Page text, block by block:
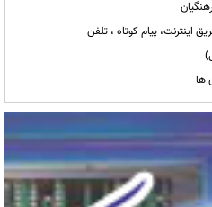
اینترنت، پیام کوتاه ، تلفن
ها